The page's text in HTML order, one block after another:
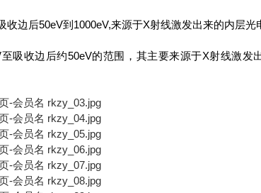
收边后50eV到1000eV,来源于X射线激发出来的内层
吸收边后约50eV的范围，其主要来源于X射线激